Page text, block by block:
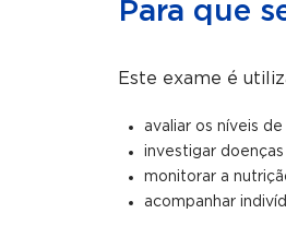
Para que
Este exame é
avaliar os níveis
investigar
monitorar a
acompanhar